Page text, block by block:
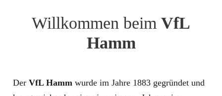
Willkommen beim VfL
Hamm
Der VfL Hamm wurde im Jahre 1883 gegründet und